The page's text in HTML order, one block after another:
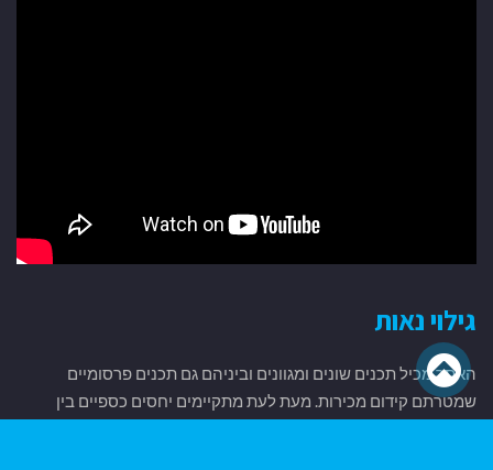
גילוי נאות
האתר מכיל תכנים שונים ומגוונים וביניהם גם תכנים פרסומיים
שמטרתם קידום מכירות. מעת לעת מתקיימים יחסים כספיים בין
גלילה
לראש